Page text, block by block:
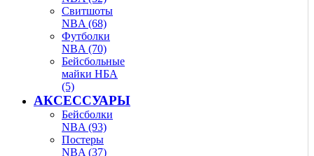
Свитшоты
NBA (68)
Футболки
NBA (70)
Бейсбольные
майки НБА
(5)
АКСЕССУАРЫ
Бейсболки
NBA (93)
Постеры
NBA (37)